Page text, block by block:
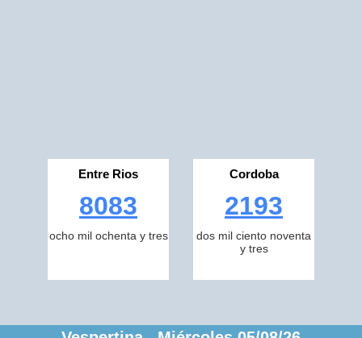
Entre Rios
8083
ocho mil ochenta y tres
Cordoba
2193
dos mil ciento noventa
y tres